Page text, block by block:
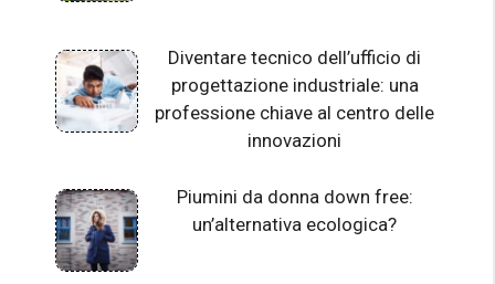
Diventare tecnico dell’ufficio di
progettazione industriale: una
professione chiave al centro delle
innovazioni
Piumini da donna down free:
un’alternativa ecologica?